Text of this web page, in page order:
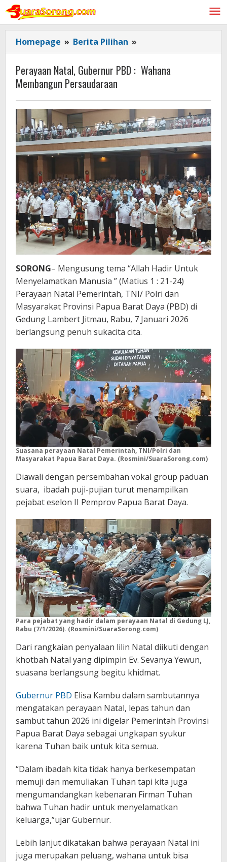
Lewati
konten
Homepage » Berita Pilihan »
Natal,
Gubernur
PBD
Wahana
Membangun
Persaudaraan
Perayaan Natal, Gubernur PBD : Wahana
Membangun Persaudaraan
SORONG– Mengusung tema “Allah Hadir Untuk
Menyelamatkan Manusia ” (Matius 1 : 21-24)
Perayaan Natal Pemerintah, TNI/ Polri dan
Masyarakat Provinsi Papua Barat Daya (PBD) di
Gedung Lambert Jitmau, Rabu, 7 Januari 2026
berlangsung penuh sukacita cita.
Suasana perayaan Natal Pemerintah, TNI/Polri dan
Masyarakat Papua Barat Daya. (Rosmini/SuaraSorong.com)
Diawali dengan persembahan vokal group paduan
suara, ibadah puji-pujian turut menampilkan
pejabat eselon II Pemprov Papua Barat Daya.
Para pejabat yang hadir dalam perayaan Natal di Gedung LJ,
Rabu (7/1/2026). (Rosmini/SuaraSorong.com)
Dari rangkaian penyalaan lilin Natal diikuti dengan
khotbah Natal yang dipimpin Ev. Sevanya Yewun,
suasana berlangsung begitu khidmat.
Gubernur PBD Elisa Kambu dalam sambutannya
mengatakan perayaan Natal, lepas tahun dan
sambut tahun 2026 ini digelar Pemerintah Provinsi
Papua Barat Daya sebagai ungkapan syukur
karena Tuhan baik untuk kita semua.
“Dalam ibadah kita tidak hanya berkesempatan
memuji dan memuliakan Tuhan tapi kita juga
mengumandangkan kebenaran Firman Tuhan
bahwa Tuhan hadir untuk menyelamatkan
keluarga,”ujar Gubernur.
Lebih lanjut dikatakan bahwa perayaan Natal ini
juga merupakan peluang, wahana untuk bisa